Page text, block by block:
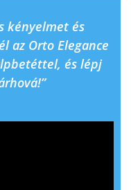
kényelmet és
az Orto Elegance
és lépj